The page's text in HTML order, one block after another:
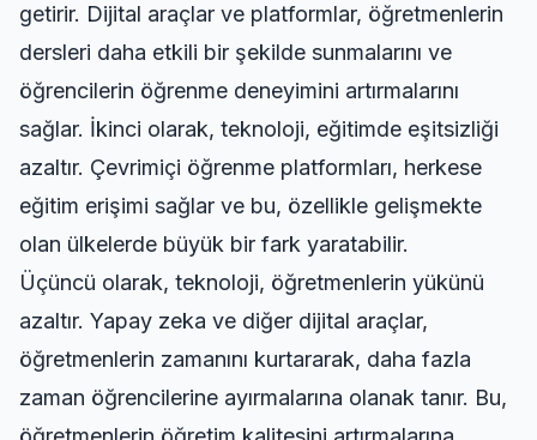
getirir. Dijital araçlar ve platformlar, öğretmenlerin
dersleri daha etkili bir şekilde sunmalarını ve
öğrencilerin öğrenme deneyimini artırmalarını
sağlar. İkinci olarak, teknoloji, eğitimde eşitsizliği
azaltır. Çevrimiçi öğrenme platformları, herkese
eğitim erişimi sağlar ve bu, özellikle gelişmekte
olan ülkelerde büyük bir fark yaratabilir.
Üçüncü olarak, teknoloji, öğretmenlerin yükünü
azaltır. Yapay zeka ve diğer dijital araçlar,
öğretmenlerin zamanını kurtararak, daha fazla
zaman öğrencilerine ayırmalarına olanak tanır. Bu,